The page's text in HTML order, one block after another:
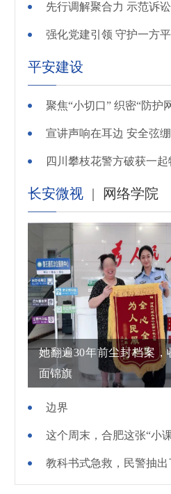
先行调解聚合力 示范诉
强化党建引领 守护一方
平安建设
长安微视 | 网络学院
她翻遍30年前尘封档案，
面锦旗
边界
这个周末，合肥这张“小
教科书式急救，民警抽